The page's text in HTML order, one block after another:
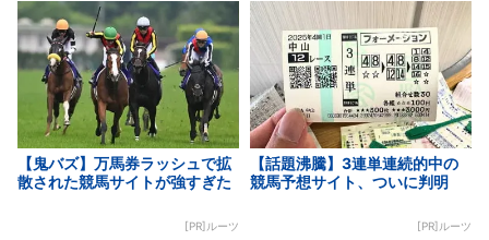
【鬼バズ】万馬券ラッシュで拡
散された競馬サイトが強すぎた
[PR]ルーツ
【話題沸騰】3連単連続的中の
競馬予想サイト、ついに判明
[PR]ルーツ